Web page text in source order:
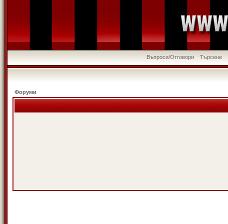
Въпроси/Отговори Търсене
Форуми